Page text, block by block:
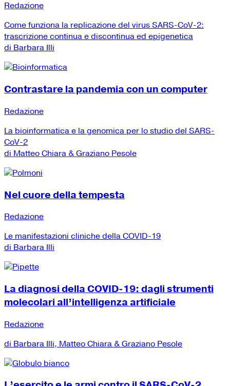
Redazione
Come funziona la replicazione del virus SARS-CoV-2:
trascrizione continua e discontinua ed epigenetica
di Barbara Illi
Contrastare la pandemia con un computer
Redazione
La bioinformatica e la genomica per lo studio del SARS-
CoV-2
di Matteo Chiara & Graziano Pesole
Nel cuore della tempesta
Redazione
Le manifestazioni cliniche della COVID-19
di Barbara Illi
La diagnosi della COVID-19: dagli strumenti
molecolari all’intelligenza artificiale
Redazione
di Barbara Illi, Matteo Chiara & Graziano Pesole